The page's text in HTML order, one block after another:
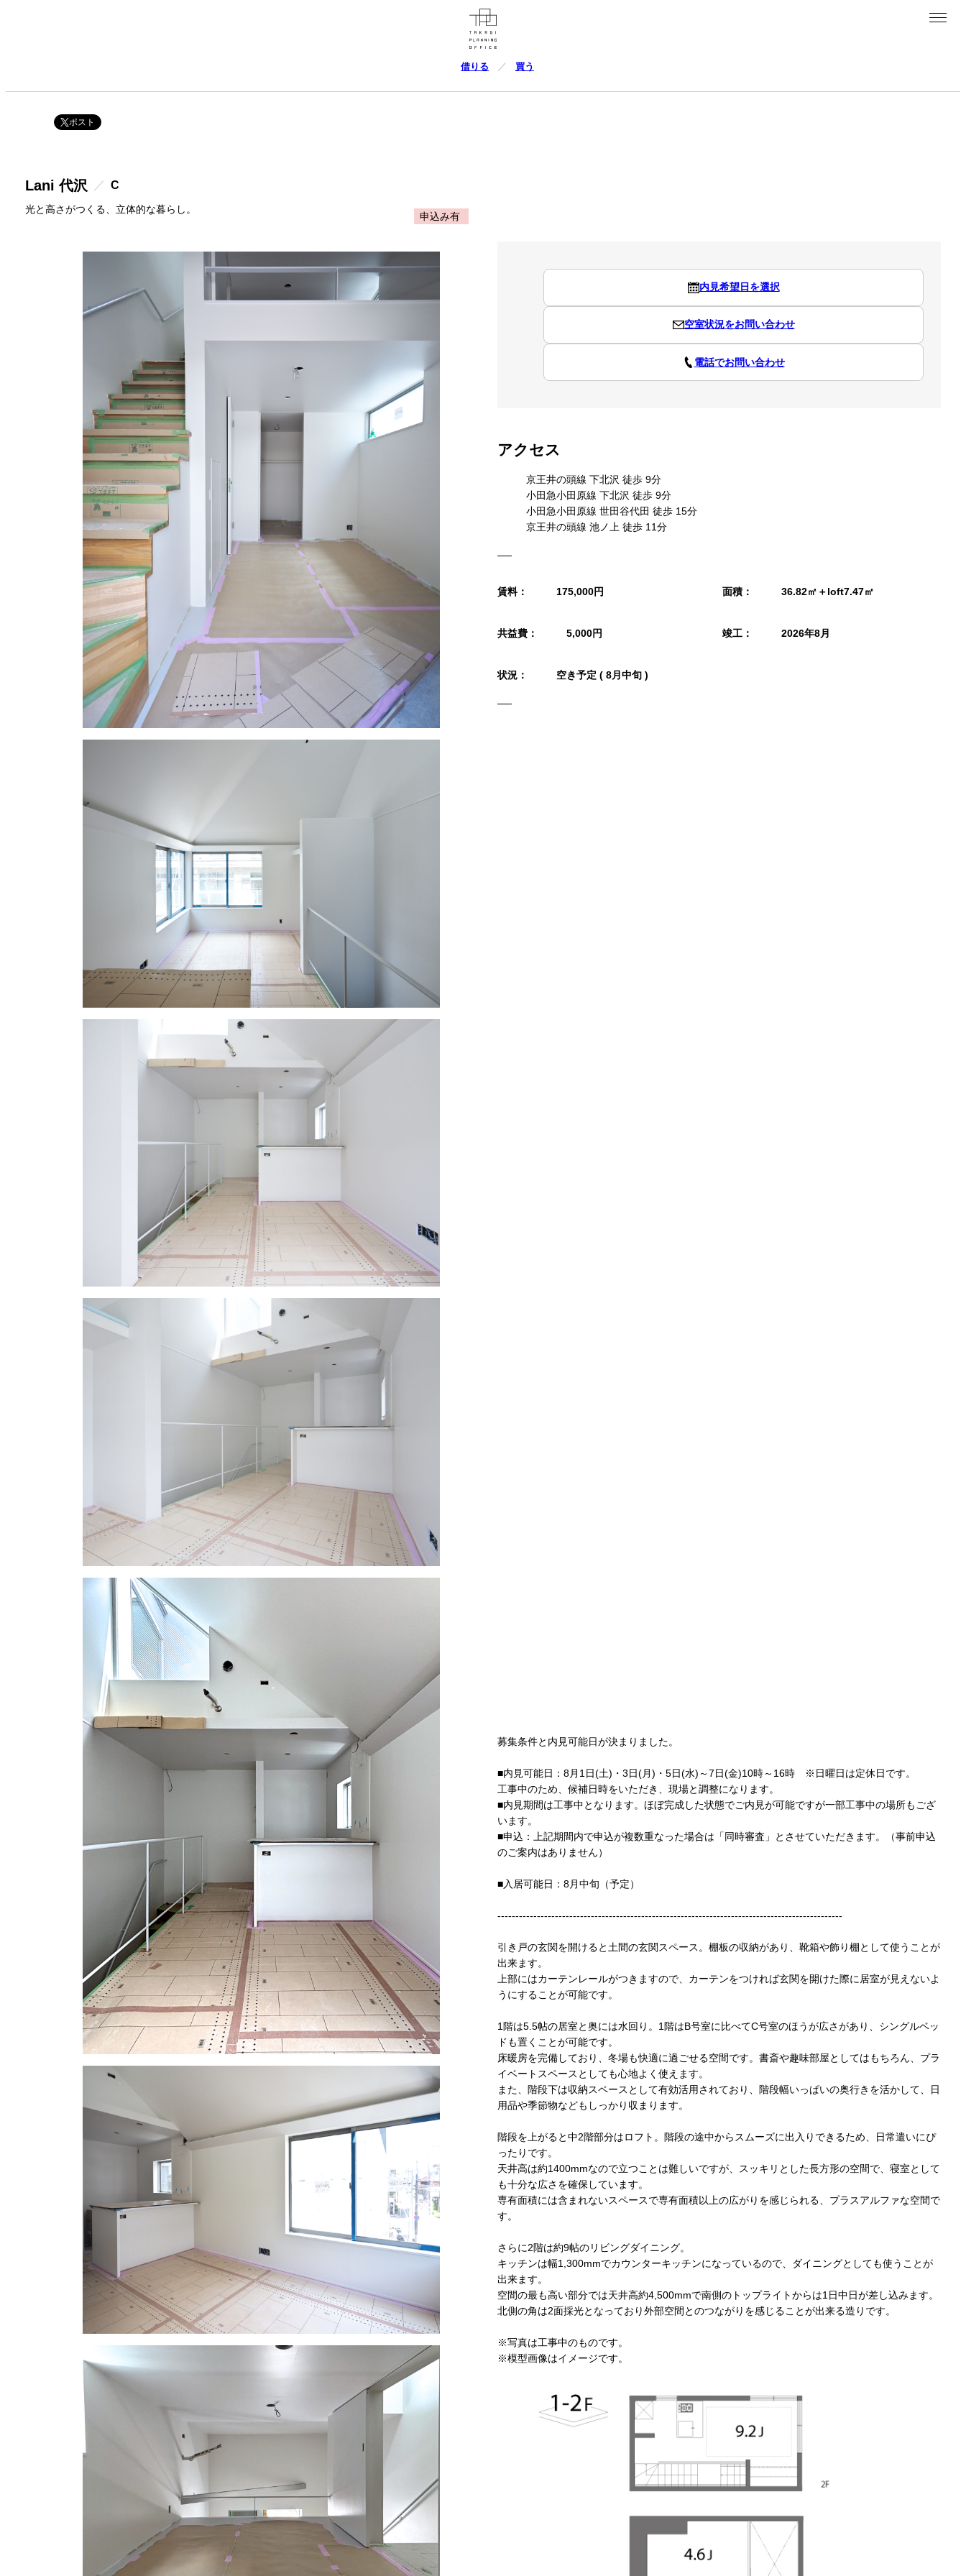
借りる 買う
ポスト
Lani 代沢 C
光と高さがつくる、立体的な暮らし。
申込み有
内見希望日を選択
空室状況をお問い合わせ
電話でお問い合わせ
アクセス
京王井の頭線 下北沢 徒歩 9分
小田急小田原線 下北沢 徒歩 9分
小田急小田原線 世田谷代田 徒歩 15分
京王井の頭線 池ノ上 徒歩 11分
賃料： 175,000円 面積： 36.82㎡＋loft7.47㎡
共益費： 5,000円 竣工： 2026年8月
状況： 空き予定 ( 8月中旬 )
募集条件と内見可能日が決まりました。
■内見可能日：8月1日(土)・3日(月)・5日(水)～7日(金)10時～16時 ※日曜日は定休日です。
工事中のため、候補日時をいただき、現場と調整になります。
■内見期間は工事中となります。ほぼ完成した状態でご内見が可能ですが一部工事中の場所もござ
います。
■申込：上記期間内で申込が複数重なった場合は「同時審査」とさせていただきます。（事前申込
のご案内はありません）
■入居可能日：8月中旬（予定）
------------------------------------------------------------------------------------------------
引き戸の玄関を開けると土間の玄関スペース。棚板の収納があり、靴箱や飾り棚として使うことが
出来ます。
上部にはカーテンレールがつきますので、カーテンをつければ玄関を開けた際に居室が見えないよ
うにすることが可能です。
1階は5.5帖の居室と奥には水回り。1階はB号室に比べてC号室のほうが広さがあり、シングルベッ
ドも置くことが可能です。
床暖房を完備しており、冬場も快適に過ごせる空間です。書斎や趣味部屋としてはもちろん、プラ
イベートスペースとしても心地よく使えます。
また、階段下は収納スペースとして有効活用されており、階段幅いっぱいの奥行きを活かして、日
用品や季節物などもしっかり収まります。
階段を上がると中2階部分はロフト。階段の途中からスムーズに出入りできるため、日常遣いにぴ
ったりです。
天井高は約1400mmなので立つことは難しいですが、スッキリとした長方形の空間で、寝室として
も十分な広さを確保しています。
専有面積には含まれないスペースで専有面積以上の広がりを感じられる、プラスアルファな空間で
す。
さらに2階は約9帖のリビングダイニング。
キッチンは幅1,300mmでカウンターキッチンになっているので、ダイニングとしても使うことが
出来ます。
空間の最も高い部分では天井高約4,500mmで南側のトップライトからは1日中日が差し込みます。
北側の角は2面採光となっており外部空間とのつながりを感じることが出来る造りです。
※写真は工事中のものです。
※模型画像はイメージです。